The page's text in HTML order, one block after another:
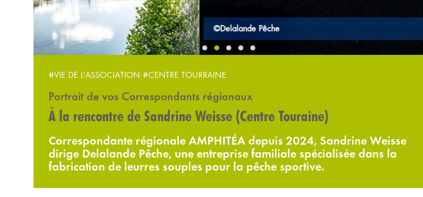
©Delalande Pêche
#VIE DE L'ASSOCIATION #CENTRE TOURRAINE
Portrait de vos Correspondants régionaux
À la rencontre de Sandrine Weisse (Centre Touraine)
Correspondante régionale AMPHITÉA depuis 2024, Sandrine Weisse
dirige Delalande Pêche, une entreprise familiale spécialisée dans la
fabrication de leurres souples pour la pêche sportive.